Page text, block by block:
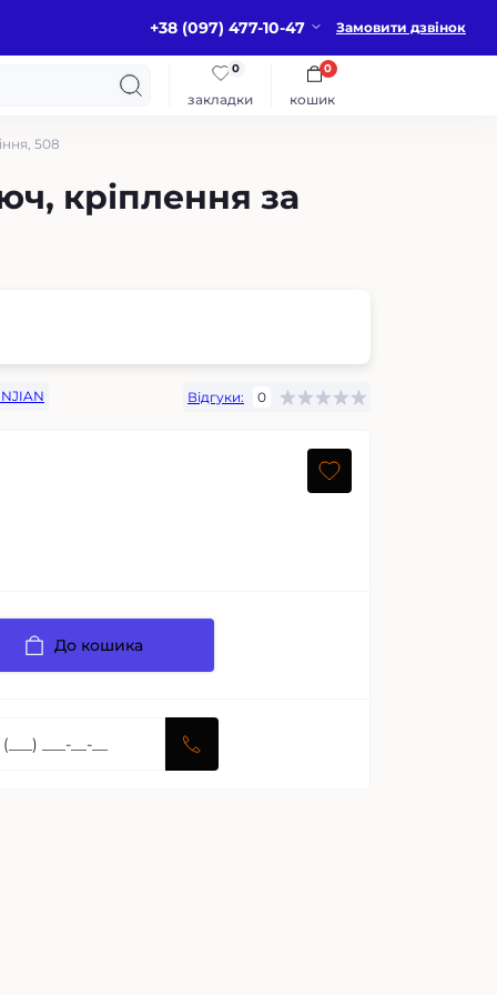
+38 (097) 477-10-47 Замовити дзвінок
закладки
0
кошик
0
508
кріплення за
Відгуки: 0
До кошика